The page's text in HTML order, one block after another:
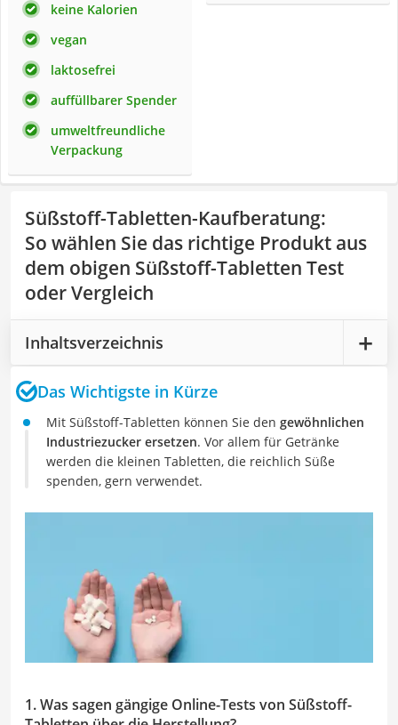
keine Kalorien
vegan
laktosefrei
auffüllbarer Spender
umweltfreundliche
Verpackung
Süßstoff-Tabletten-Kaufberatung:
So wählen Sie das richtige Produkt aus
dem obigen Süßstoff-Tabletten Test
oder Vergleich
Inhaltsverzeichnis
Das Wichtigste in Kürze
Mit Süßstoff-Tabletten können Sie den gewöhnlichen
Industriezucker ersetzen. Vor allem für Getränke
werden die kleinen Tabletten, die reichlich Süße
spenden, gern verwendet.
1. Was sagen gängige Online-Tests von Süßstoff-